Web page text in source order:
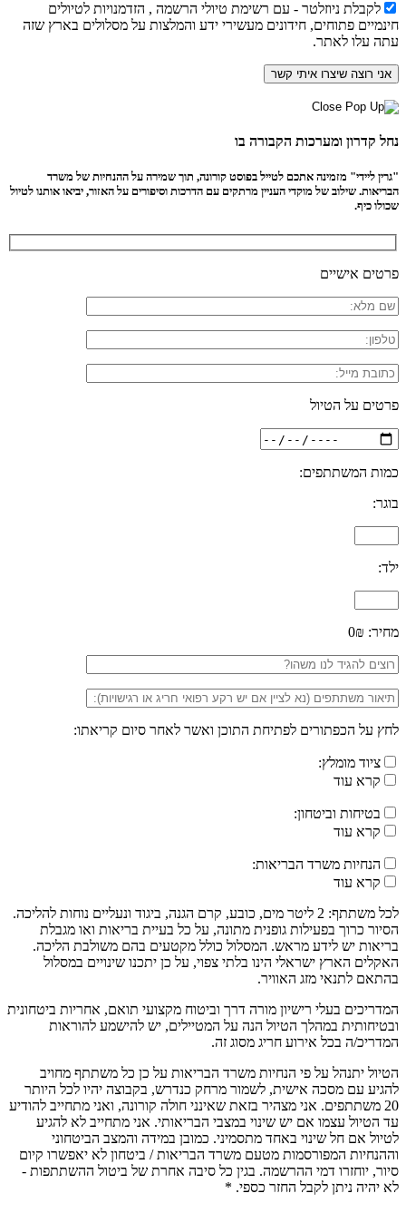
לקבלת ניוזלטר - עם רשימת טיולי הרשמה , הזדמנויות לטיולים
חינמיים פתוחים, חידונים מעשירי ידע והמלצות על מסלולים בארץ שזה
עתה עלו לאתר.
נחל קדרון ומערכות הקבורה בו
"גרין ליידי" מזמינה אתכם לטייל בפוסט קורונה, תוך שמירה על ההנחיות של משרד
הבריאות. שילוב של מוקדי העניין מרתקים עם הדרכות וסיפורים על האזור, יביאו אותנו לטיול
שכולו כיף.
פרטים אישיים
פרטים על הטיול
כמות המשתתפים:
בוגר:
ילד:
מחיר: 0₪
לחץ על הכפתורים לפתיחת התוכן ואשר לאחר סיום קריאתו:
ציוד מומלץ:
קרא עוד
בטיחות וביטחון:
קרא עוד
הנחיות משרד הבריאות:
קרא עוד
לכל משתתף: 2 ליטר מים, כובע, קרם הגנה, ביגוד ונעליים נוחות להליכה.
הסיור כרוך בפעילות גופנית מתונה, על כל בעיית בריאות ואו מגבלת
בריאות יש לידע מראש. המסלול כולל מקטעים בהם משולבת הליכה.
האקלים הארץ ישראלי הינו בלתי צפוי, על כן יתכנו שינויים במסלול
בהתאם לתנאי מזג האוויר.
המדריכים בעלי רישיון מורה דרך וביטוח מקצועי תואם, אחריות ביטחונית
ובטיחותית במהלך הטיול הנה על המטיילים, יש להישמע להוראות
המדריכ/ה בכל אירוע חריג מסוג זה.
הטיול יתנהל על פי הנחיות משרד הבריאות על כן כל משתתף מחויב
להגיע עם מסכה אישית, לשמור מרחק כנדרש, בקבוצה יהיו לכל היותר
20 משתתפים. אני מצהיר בזאת שאינני חולה קורונה, ואני מתחייב להודיע
עד הטיול עצמו אם יש שינוי במצבי הבריאותי. אני מתחייב לא להגיע
לטיול אם חל שינוי באחד מתסמיני. כמובן במידה והמצב הביטחוני
וההנחיות המפורסמות מטעם משרד הבריאות / ביטחון לא יאפשרו קיום
סיור, יוחזרו דמי ההרשמה. בגין כל סיבה אחרת של ביטול ההשתתפות -
לא יהיה ניתן לקבל החזר כספי. *